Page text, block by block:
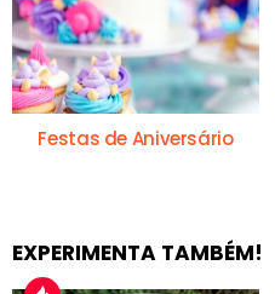
Festas de Aniversário
EXPERIMENTA TAMBÉM!